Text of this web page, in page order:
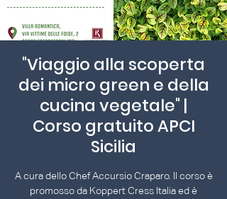
"Viaggio alla scoperta
dei micro green e della
cucina vegetale" |
Corso gratuito APCI
Sicilia
A cura dello Chef Accursio Craparo. Il corso è
promosso da Koppert Cress Italia ed è